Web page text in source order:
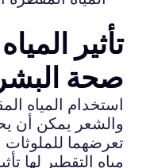
تأثير
صحة
استخدام المياه
والشعر يمكن أن
تعرضهما للملوثات
مياه التقطير لها